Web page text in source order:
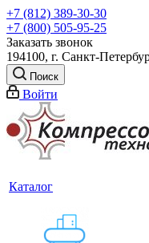
+7 (812) 389-30-30
+7 (800) 505-95-25
Заказать звонок
194100, г. Санкт-
Поиск
Войти
Каталог